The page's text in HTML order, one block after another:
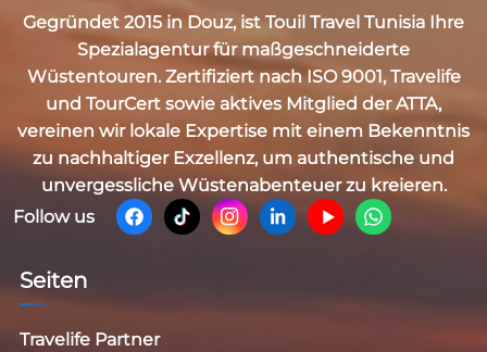
Gegründet 2015 in Douz, istTouil Travel Tunisia Ihre
Spezialagentur für maßgeschneiderte
Wüstentouren. Zertifiziert nach ISO 9001, Travelife
und TourCert sowie aktives Mitglied derATTA,
vereinen wir lokale Expertise mit einem Bekenntnis
zu nachhaltiger Exzellenz, um authentische und
unvergessliche Wüstenabenteuer zu kreieren.
Follow us
Seiten
Travelife Partner